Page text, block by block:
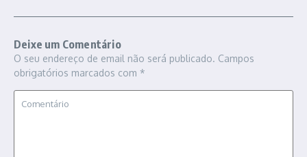
Deixe um Comentário
O seu endereço de email não será publicado. Campos
obrigatórios marcados com *